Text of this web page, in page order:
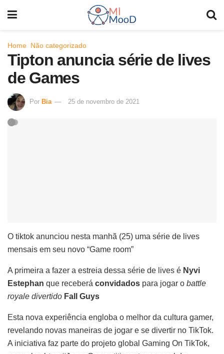
Home Não categorizado
Tipton anuncia série de lives
de Games
Por Bia 25 de novembro de 2021
O tiktok anunciou nesta manhã (25) uma série de lives
mensais em seu novo “Game room”
A primeira a fazer a estreia dessa série de lives é Nyvi
Estephan que receberá convidados para jogar o battle
royale divertido Fall Guys
Esta nova experiência engloba o melhor da cultura gamer,
revelando novas maneiras de jogar e se divertir no TikTok.
A iniciativa faz parte do projeto global Gaming On TikTok,